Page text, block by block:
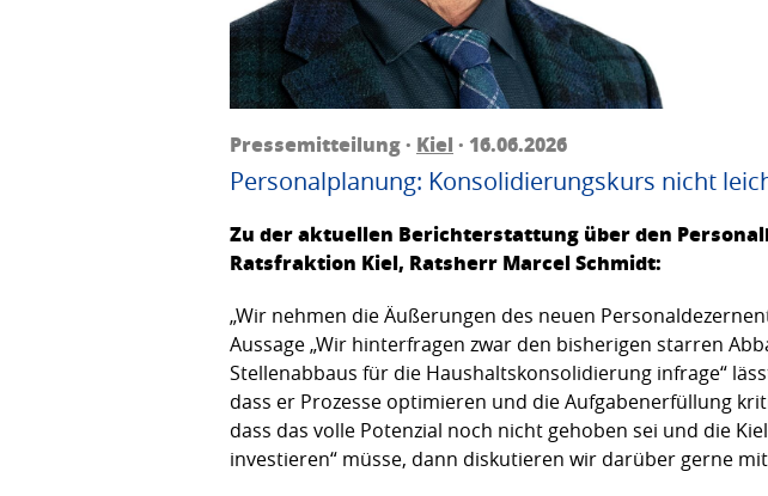
Pressemitteilung · Kiel · 16.06.2026
Personalplanung: Konsolidierungskurs nicht
Zu der aktuellen Berichterstattung über den
Ratsfraktion Kiel, Ratsherr Marcel Schmidt:
„Wir nehmen die Äußerungen des neuen
Aussage „Wir hinterfragen zwar den bisherigen starren
Stellenabbaus für die Haushaltskonsolidierung infrage“
dass er Prozesse optimieren und die Aufgabenerfüllung
dass das volle Potenzial noch nicht gehoben sei und die
investieren“ müsse, dann diskutieren wir darüber gerne